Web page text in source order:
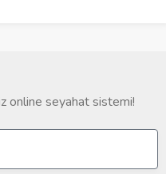
online seyahat sistemi!